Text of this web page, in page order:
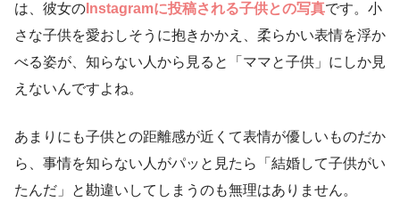
は、彼女の Instagramに投稿される子供との写真です。小
さな子供を愛おしそうに抱きかかえ、柔らかい表情を浮か
べる姿が、知らない人から見ると「ママと子供」にしか見
えないんですよね。
あまりにも子供との距離感が近くて表情が優しいものだか
ら、事情を知らない人がパッと見たら「結婚して子供がい
たんだ」と勘違いしてしまうのも無理はありません。